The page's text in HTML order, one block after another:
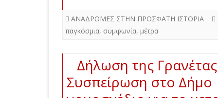
ΦΩΚΙΔΑ
ΑΝΑΔΡΟΜΕΣ ΣΤΗΝ ΠΡΟΣΦΑΤΗ ΙΣΤΟΡΙΑ
παγκόσμια, συμφωνία, μέτρα
Δήλωση της Γρανέτας
Συσπείρωση στο Δήμο